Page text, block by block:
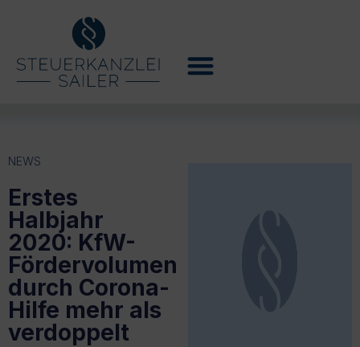
NEWS
Erstes
Halbjahr
2020: KfW-
Fördervolumen
durch Corona-
Hilfe mehr als
verdoppelt